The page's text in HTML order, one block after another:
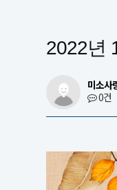
2022년
미소사
0건